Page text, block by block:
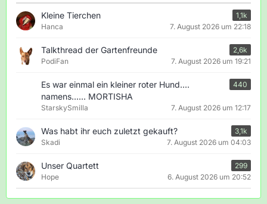
Kleine Tierchen
1,1k
Hanca
7. August 2026 um 22:18
Talkthread der Gartenfreunde
2,6k
PodiFan
7. August 2026 um 19:21
Es war einmal ein kleiner roter Hund....
namens...... MORTISHA
440
StarskySmilla 7. August 2026 um 12:17
Was habt ihr euch zuletzt gekauft?
3,1k
Skadi
7. August 2026 um 04:03
Unser Quartett
299
Hope
6. August 2026 um 20:52